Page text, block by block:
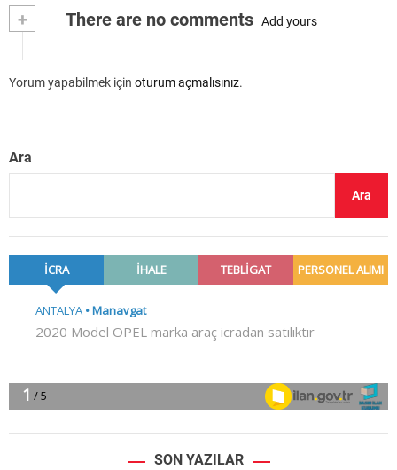
+ There are no comments Add yours
Yorum yapabilmek için oturum açmalısınız.
Ara
Ara
SON YAZILAR